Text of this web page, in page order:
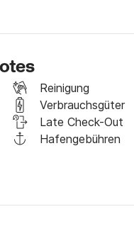
Reinigung
Verbrauchsgüter
Late Check-Out
Hafengebühren